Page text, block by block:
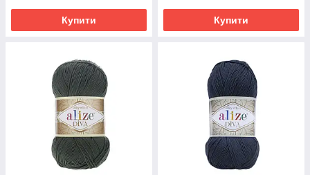
Купити Купити